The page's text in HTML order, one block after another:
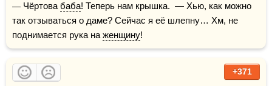
— Чёртова баба! Теперь нам крышка.  — Хью, как можно
так отзываться о даме? Сейчас я её шлепну… Хм, не
поднимается рука на женщину!
+371